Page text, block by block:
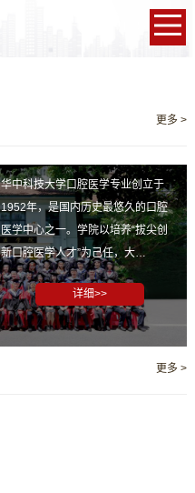
更多 >
华中科技大学口腔医学专业创立于
1952年，是国内历史最悠久的口腔
医学中心之一。学院以培养“拔尖创
新口腔医学人才”为己任，大…
详细>>
更多 >